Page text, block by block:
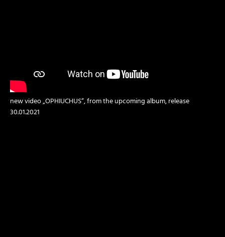
new video „OPHIUCHUS“, from the upcoming album, release
30.01.2021